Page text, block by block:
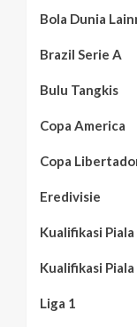
Bola Dunia
Brazil Serie A
Bulu Tangkis
Copa America
Copa
Eredivisie
Kualifikasi
Kualifikasi
Liga 1